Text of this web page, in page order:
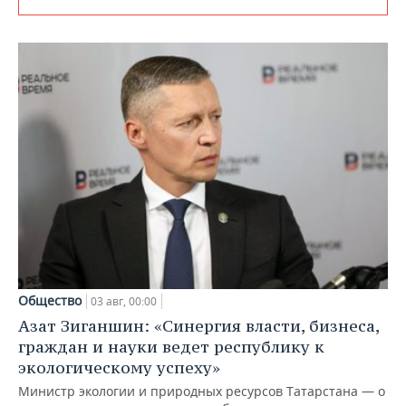
Общество 03 авг, 00:00
Азат Зиганшин: «Синергия власти, бизнеса,
граждан и науки ведет республику к
экологическому успеху»
Министр экологии и природных ресурсов Татарстана — о